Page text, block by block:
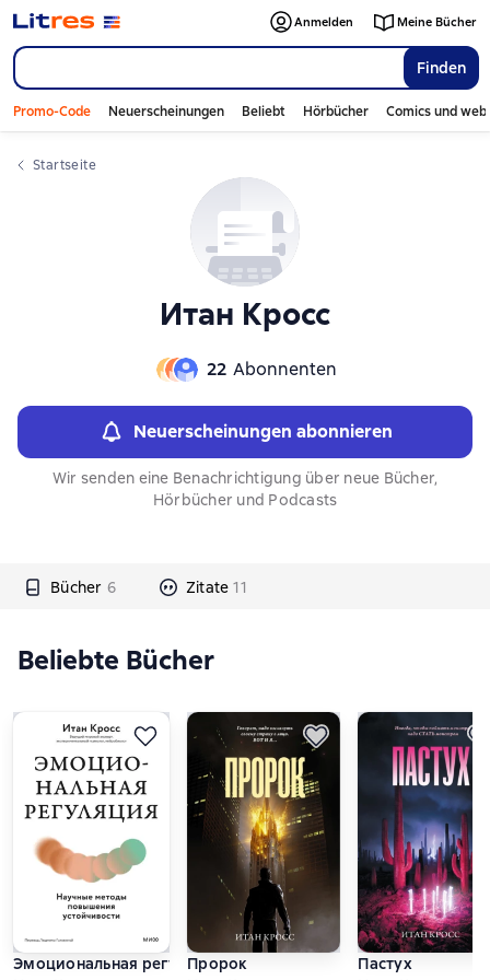
Finden
Anmelden Meine Bücher
Promo-Code Neuerscheinungen Beliebt Hörbücher Comics und
Startseite
Итан Кросс
22 Abonnenten
Neuerscheinungen abonnieren
Wir senden eine Benachrichtigung über neue Bücher,
Hörbücher und Podcasts
Bücher 6 Zitate 11
Слайдер с книгами
Beliebte Bücher
Эмоциональная регуляция. Научные методы повышения
Пророк
Пастух
Слайдер с книгами